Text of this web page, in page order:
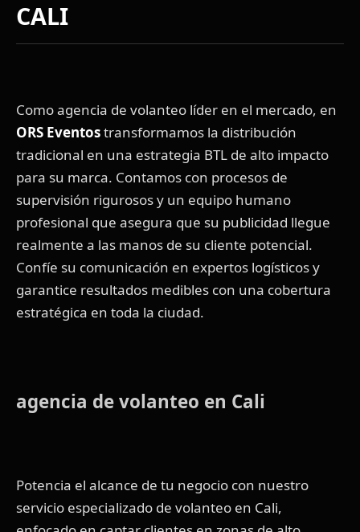
CALI
Como agencia de volanteo líder en el mercado, en
ORS Eventostransformamos la distribución
tradicional en una estrategia BTL de alto impacto
para su marca. Contamos con procesos de
supervisión rigurosos y un equipo humano
profesional que asegura que su publicidad llegue
realmente a las manos de su cliente potencial.
Confíe su comunicación en expertos logísticos y
garantice resultados medibles con una cobertura
estratégica en toda la ciudad.
agencia de volanteo en Cali
Potencia el alcance de tu negocio con nuestro
servicio especializado de volanteo en Cali,